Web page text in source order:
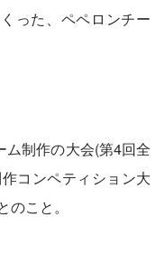
った、ペペロンチー
制作の大会(第4回全
コンペティション大
こと。